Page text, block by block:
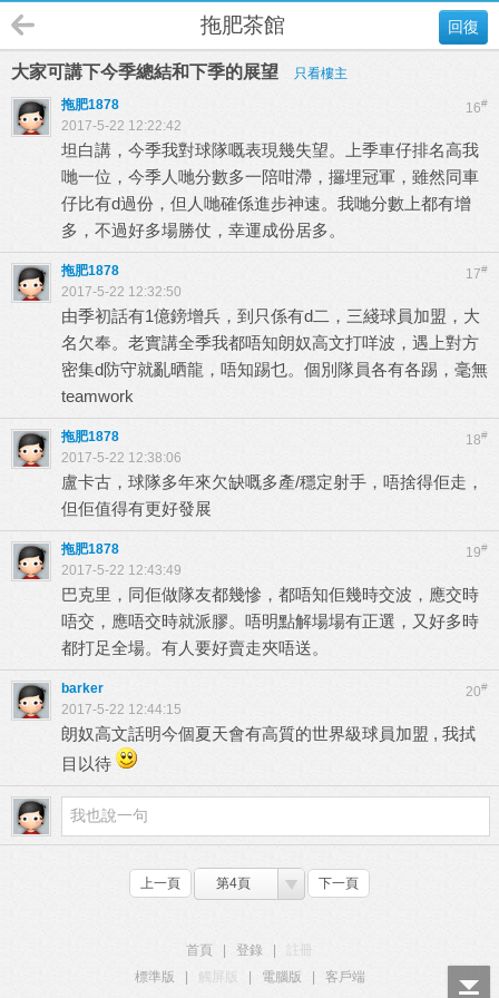
回復
拖肥茶館
大家可講下今季總結和下季的展望 只看樓主
16#
拖肥1878
2017-5-22 12:22:42
坦白講，今季我對球隊嘅表現幾失望。上季車仔排名高我
哋一位，今季人哋分數多一陪咁滯，攞埋冠軍，雖然同車
仔比有d過份，但人哋確係進步神速。我哋分數上都有增
多，不過好多場勝仗，幸運成份居多。
17#
拖肥1878
2017-5-22 12:32:50
由季初話有1億鎊增兵，到只係有d二，三綫球員加盟，大
名欠奉。老實講全季我都唔知朗奴高文打咩波，遇上對方
密集d防守就亂晒龍，唔知踢乜。個別隊員各有各踢，毫無
teamwork
18#
拖肥1878
2017-5-22 12:38:06
盧卡古，球隊多年來欠缺嘅多產/穩定射手，唔捨得佢走，
但佢值得有更好發展
19#
拖肥1878
2017-5-22 12:43:49
巴克里，同佢做隊友都幾慘，都唔知佢幾時交波，應交時
唔交，應唔交時就派膠。唔明點解場場有正選，又好多時
都打足全場。有人要好賣走夾唔送。
20#
barker
2017-5-22 12:44:15
朗奴高文話明今個夏天會有高質的世界級球員加盟 , 我拭
目以待
上一頁 第4頁 下一頁
首頁 登錄
標準版
電腦版
客戶端